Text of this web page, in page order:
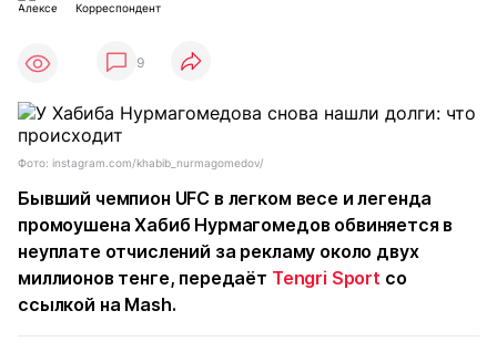
Корреспондент
9
Фото: instagram.com/khabib_nurmagomedov/
Бывший чемпион UFC в легком весе и легенда
промоушена Хабиб Нурмагомедов обвиняется в
неуплате отчислений за рекламу около двух
миллионов тенге, передаёт Tengri Sport со
ссылкой на Mash.